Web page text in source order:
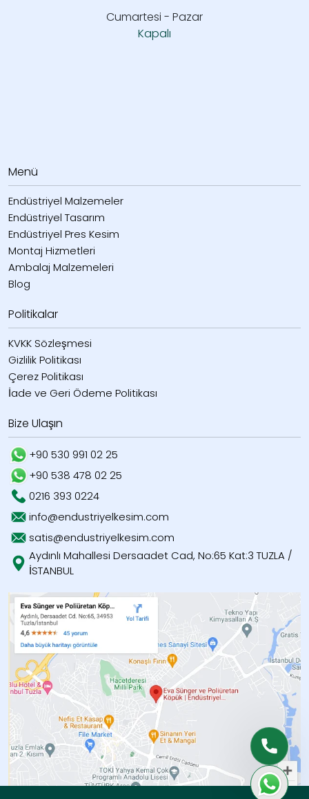
Cumartesi - Pazar
Kapalı
Menü
Endüstriyel Malzemeler
Endüstriyel Tasarım
Endüstriyel Pres Kesim
Montaj Hizmetleri
Ambalaj Malzemeleri
Blog
Politikalar
KVKK Sözleşmesi
Gizlilik Politikası
Çerez Politikası
İade ve Geri Ödeme Politikası
Bize Ulaşın
+90 530 991 02 25
+90 538 478 02 25
0216 393 0224
info@endustriyelkesim.com
satis@endustriyelkesim.com
Aydınlı Mahallesi Dersaadet Cad, No:65 Kat:3 TUZLA /
İSTANBUL